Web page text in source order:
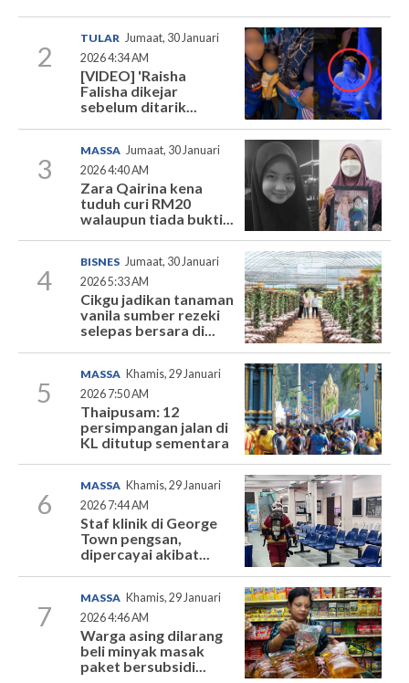
2
TULAR Jumaat, 30 Januari
2026 4:34 AM
[VIDEO] 'Raisha
Falisha dikejar
sebelum ditarik...
3
MASSA Jumaat, 30 Januari
2026 4:40 AM
Zara Qairina kena
tuduh curi RM20
walaupun tiada bukti...
4
BISNES Jumaat, 30 Januari
2026 5:33 AM
Cikgu jadikan tanaman
vanila sumber rezeki
selepas bersara di...
5
MASSA Khamis, 29 Januari
2026 7:50 AM
Thaipusam: 12
persimpangan jalan di
KL ditutup sementara
6
MASSA Khamis, 29 Januari
2026 7:44 AM
Staf klinik di George
Town pengsan,
dipercayai akibat...
7
MASSA Khamis, 29 Januari
2026 4:46 AM
Warga asing dilarang
beli minyak masak
paket bersubsidi...